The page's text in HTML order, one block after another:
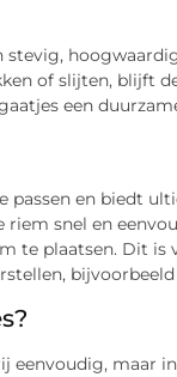
stevig,
of slijten, blijft
een
passen en biedt
snel en
te plaatsen. Dit is
maar